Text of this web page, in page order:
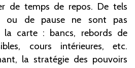
de temps de repos. De tels
ou de pause ne sont pas
la carte : bancs, rebords de
cours intérieures, etc.
la stratégie des pouvoirs